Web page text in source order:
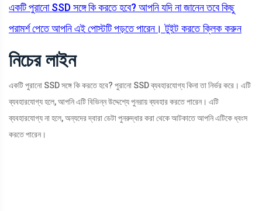
একটি পুরানো SSD সঙ্গে কি করতে হবে? আপনি যদি না জানেন তবে কিছু
পরামর্শ পেতে আপনি এই পোস্টটি পড়তে পারেন। টুইট করতে ক্লিক করুন
নিচের লাইন
একটি পুরানো SSD সঙ্গে কি করতে হবে? পুরানো SSD ব্যবহারযোগ্য কিনা তা নির্ভর করে। এটি
ব্যবহারযোগ্য হলে, আপনি এটি বিভিন্ন উদ্দেশ্যে পুনরায় ব্যবহার করতে পারেন। এটি
ব্যবহারযোগ্য না হলে, অন্যদের দ্বারা ডেটা পুনরুদ্ধার করা থেকে আটকাতে আপনি এটিকে ধ্বংস
করতে পারেন।